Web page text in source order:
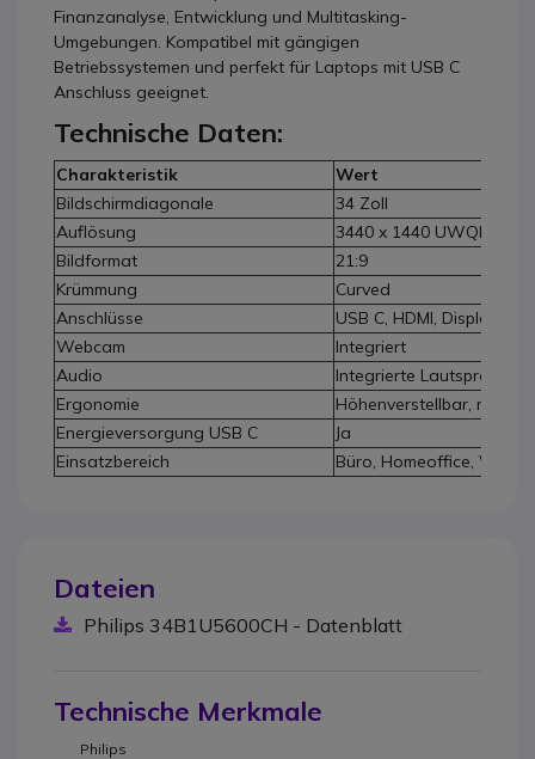
Finanzanalyse, Entwicklung und Multitasking-
Umgebungen. Kompatibel mit gängigen
Betriebssystemen und perfekt für Laptops mit USB C
Anschluss geeignet.
Technische Daten:
Charakteristik
Wert
Bildschirmdiagonale
34 Zoll
Auflösung
3440 x 1440 UWQHD
Bildformat
21:9
Krümmung
Curved
Anschlüsse
USB C, HDMI,
Webcam
Integriert
Audio
Integrierte Lautsprecher
Ergonomie
Höhenverstellbar,
Energieversorgung USB C
Ja
Einsatzbereich
Büro, Homeoffice,
Dateien
Philips 34B1U5600CH - Datenblatt
Technische Merkmale
Philips